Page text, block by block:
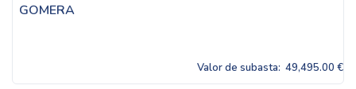
GOMERA
Valor de subasta: 49,495.00 €